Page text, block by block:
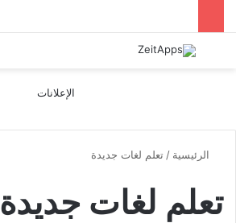
بحث عن
الإعلانات
الرئيسية / تعلم لغات جديدة
تعلم لغات جديدة